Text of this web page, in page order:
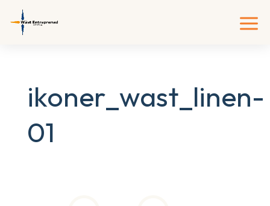
ikoner_wast_linen-
01